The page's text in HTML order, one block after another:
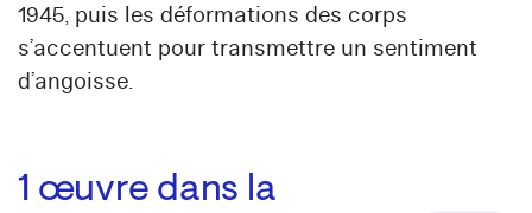
1945, puis les déformations des corps
s’accentuent pour transmettre un sentiment
d’angoisse.
1 œuvre dans la